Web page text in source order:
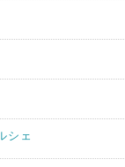
シェ